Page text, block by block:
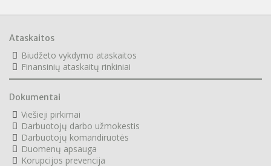
Ataskaitos
Biudžeto vykdymo ataskaitos
Finansinių ataskaitų rinkiniai
Dokumentai
Viešieji pirkimai
Darbuotojų darbo užmokestis
Darbuotojų komandiruotės
Duomenų apsauga
Korupcijos prevencija